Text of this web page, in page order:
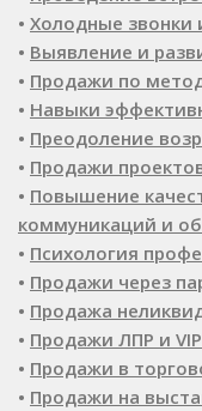
• Холодные
• Выявление и
• Продажи по
• Навыки
• Преодоление
• Продажи
• Повышение
коммуникаций и
• Психология
• Продажи через
• Продажа
• Продажи ЛПР и
• Продажи в
• Продажи на